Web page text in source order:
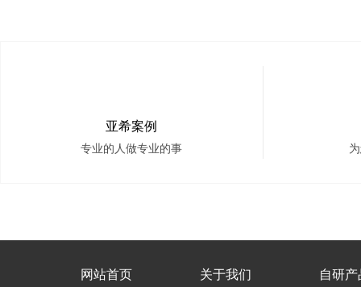
亚希案例
专业的人做专业的事
网站首页 关于我们 自研产